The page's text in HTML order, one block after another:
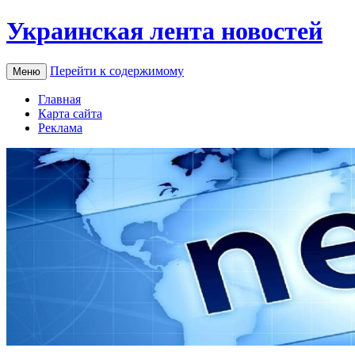
Украинская лента новостей
Меню Перейти к содержимому
Главная
Карта сайта
Реклама